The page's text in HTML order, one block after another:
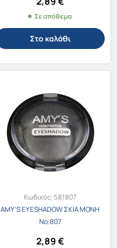
Σε απόθεμα
Στο καλάθι
Κωδικός:581807
AMY’S EYESHADOW ΣΚΙΑ ΜΟΝΗ
No.807
2,89€